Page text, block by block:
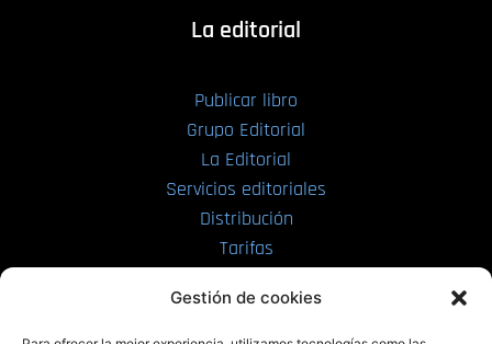
Gestión de cookies
La editorial
Publicar libro
Grupo Editorial
La Editorial
Servicios editoriales
Distribución
Tarifas